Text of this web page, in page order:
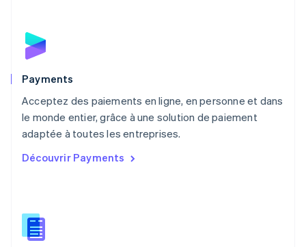
Payments
Acceptez des paiements en ligne, en personne et dans
le monde entier, grâce à une solution de paiement
adaptée à toutes les entreprises.
Découvrir Payments
Norvège
English
English
NederlandsEnglish
Pologne
English
PortuguêsEnglish
English
Roumanie